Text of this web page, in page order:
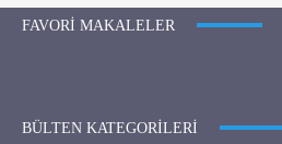
FAVORI MAKALELER
BÜLTEN KATEGORILERI